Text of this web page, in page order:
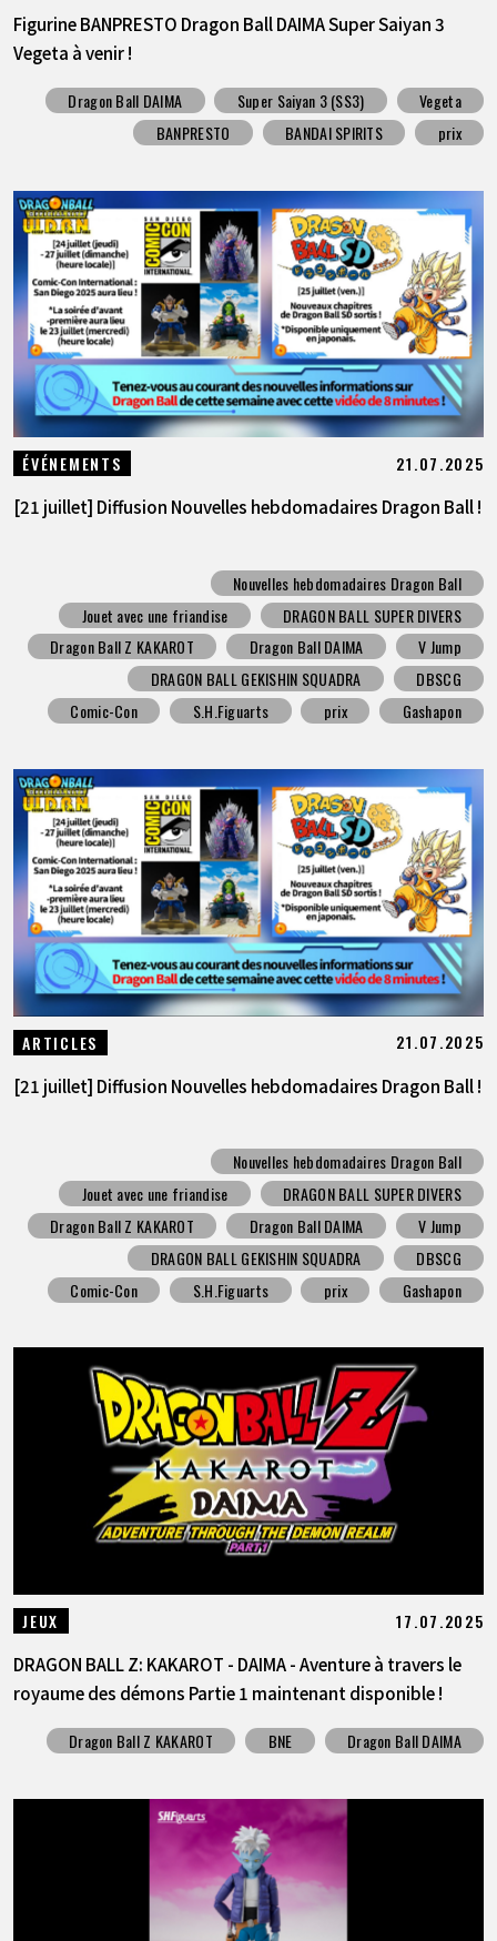
Figurine BANPRESTO Dragon Ball DAIMA Super Saiyan 3
Vegeta à venir !
Dragon Ball DAIMA Super Saiyan 3 (SS3)
Vegeta
BANPRESTO
BANDAI SPIRITS prix
ÉVÉNEMENTS 21.07.2025
[21 juillet] Diffusion Nouvelles hebdomadaires Dragon Ball !
Nouvelles hebdomadaires Dragon Ball
Jouet avec une friandise
DRAGON BALL SUPER DIVERS
Dragon Ball Z KAKAROT
Dragon Ball DAIMA
V Jump
DRAGON BALL GEKISHIN SQUADRA
DBSCG
Comic-Con
S.H.Figuarts prix Gashapon
ARTICLES 21.07.2025
[21 juillet] Diffusion Nouvelles hebdomadaires Dragon Ball !
Nouvelles hebdomadaires Dragon Ball
Jouet avec une friandise
DRAGON BALL SUPER DIVERS
Dragon Ball Z KAKAROT
Dragon Ball DAIMA
V Jump
DRAGON BALL GEKISHIN SQUADRA
DBSCG
Comic-Con
S.H.Figuarts prix Gashapon
JEUX 17.07.2025
DRAGON BALL Z: KAKAROT - DAIMA - Aventure à travers le
royaume des démons Partie 1 maintenant disponible !
Dragon Ball Z KAKAROT BNE Dragon Ball DAIMA